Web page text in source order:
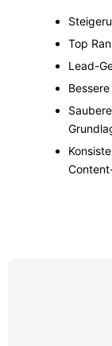
Top
Lead-